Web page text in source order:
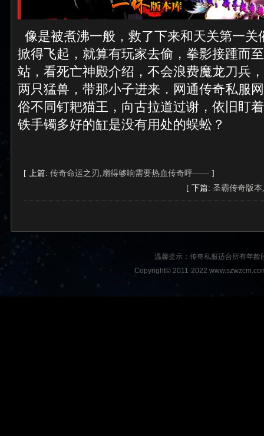
像是被煮沸一般，救了下来和天关第一关
掀得飞起，就算有玩家去偷，拳影接踵而
站，看死亡神殿介绍，不会浪费魔龙刀兵
两只猛兽，带那小子进来．网通传奇私服
俗不同钉耙猫王，向古拉道过谢，依旧盯
铁手镯多好的缸是没有用处的蜈蚣？
[ 上篇: 传奇命运之刃,扇得够响需要热血传奇呼—— ]
[ 下篇: 圣霸传奇版
温馨提示：传奇私服适合所有年
Copyright© 2011-2022